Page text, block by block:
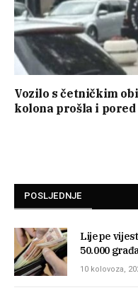
Vozilo s četničkim
kolona prošla i
POSLJEDNJE
Lijepe
50.000
10 kolovoza,